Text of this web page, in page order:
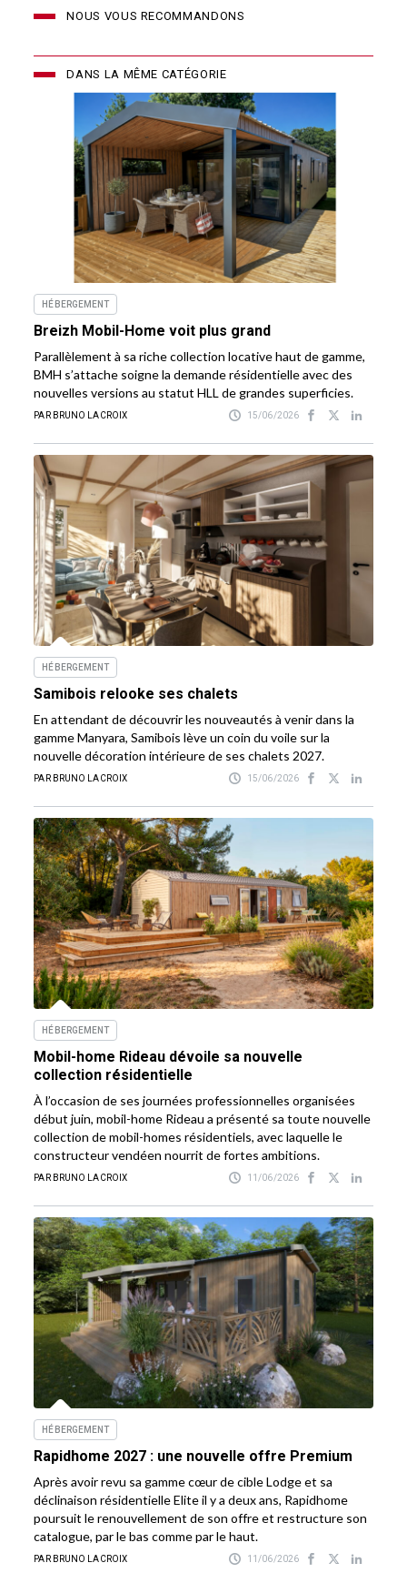
NOUS VOUS RECOMMANDONS
DANS LA MÊME CATÉGORIE
HÉBERGEMENT
Breizh Mobil-Home voit plus grand
Parallèlement à sa riche collection locative haut de gamme,
BMH s’attache soigne la demande résidentielle avec des
nouvelles versions au statut HLL de grandes superficies.
PAR BRUNO LACROIX 15/06/2026
HÉBERGEMENT
Samibois relooke ses chalets
En attendant de découvrir les nouveautés à venir dans la
gamme Manyara, Samibois lève un coin du voile sur la
nouvelle décoration intérieure de ses chalets 2027.
PAR BRUNO LACROIX 15/06/2026
HÉBERGEMENT
Mobil-home Rideau dévoile sa nouvelle
collection résidentielle
À l’occasion de ses journées professionnelles organisées
début juin, mobil-home Rideau a présenté sa toute nouvelle
collection de mobil-homes résidentiels, avec laquelle le
constructeur vendéen nourrit de fortes ambitions.
PAR BRUNO LACROIX 11/06/2026
HÉBERGEMENT
Rapidhome 2027 : une nouvelle offre Premium
Après avoir revu sa gamme cœur de cible Lodge et sa
déclinaison résidentielle Elite il y a deux ans, Rapidhome
poursuit le renouvellement de son offre et restructure son
catalogue, par le bas comme par le haut.
PAR BRUNO LACROIX 11/06/2026